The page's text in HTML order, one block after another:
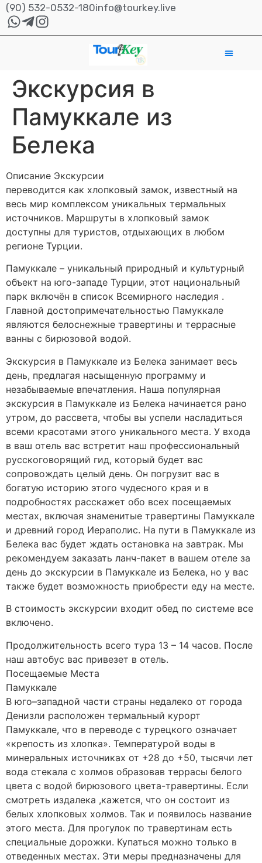
(90) 532-0532-180info@tourkey.live
Экскурсия в
Памуккале из
Белека
Описание Экскурсии
переводится как хлопковый замок, известный на
весь мир комплексом уникальных термальных
источников. Маршруты в хлопковый замок
доступны для туристов, отдыхающих в любом
регионе Турции.
Памуккале – уникальный природный и культурный
объект на юго-западе Турции, этот национальный
парк включён в список Всемирного наследия .
Главной достопримечательностью Памуккале
являются белоснежные травертины и террасные
ванны с бирюзовой водой.
Экскурсия в Памуккале из Белека занимает весь
день, предлагая насыщенную программу и
незабываемые впечатления. Наша популярная
экскурсия в Памуккале из Белека начинается рано
утром, до рассвета, чтобы вы успели насладиться
всеми красотами этого уникального места. У входа
в ваш отель вас встретит наш профессиональный
русскоговорящий гид, который будет вас
сопровождать целый день. Он погрузит вас в
богатую историю этого чудесного края и в
подробностях расскажет обо всех посещаемых
местах, включая знаменитые травертины Памуккале
и древний город Иераполис. На пути в Памуккале из
Белека вас будет ждать остановка на завтрак. Мы
рекомендуем заказать ланч-пакет в вашем отеле за
день до экскурсии в Памуккале из Белека, но у вас
также будет возможность приобрести еду на месте.
В стоимость экскурсии входит обед по системе все
включено.
Продолжительность всего тура 13 – 14 часов. После
наш автобус вас привезет в отель.
Посещаемые Места
Памуккале
В юго–западной части страны недалеко от города
Денизли расположен термальный курорт
Памуккале, что в переводе с турецкого означает
«крепость из хлопка». Температурой воды в
минеральных источниках от +28 до +50, тысячи лет
вода стекала с холмов образовав террасы белого
цвета с водой бирюзового цвета-травертины. Если
смотреть издалека ,кажется, что он состоит из
белых хлопковых холмов. Так и появилось название
этого места. Для прогулок по травертинам есть
специальные дорожки. Купаться можно только в
отведенных местах. Эти меры предназначены для